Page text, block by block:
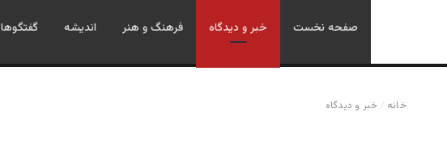
صفحه نخست خبر و دیدگاه فرهنگ و هنر اندیشه گفتگوها
خانه / خبر و دیدگاه